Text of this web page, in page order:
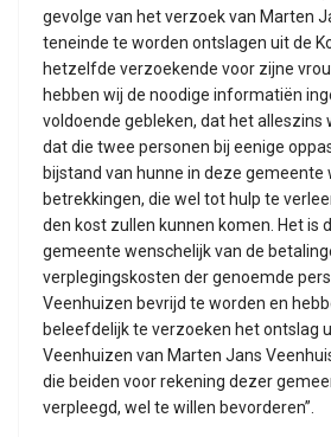
gevolge van het verzoek van Marten
teneinde te worden ontslagen uit de
hetzelfde verzoekende voor zijne
hebben wij de noodige informatiën
voldoende gebleken, dat het alleszins
dat die twee personen bij eenige
bijstand van hunne in deze gemeente
betrekkingen, die wel tot hulp te
den kost zullen kunnen komen. Het is
gemeente wenschelijk van de
verplegingskosten der genoemde
Veenhuizen bevrijd te worden en
beleefdelijk te verzoeken het ontslag
Veenhuizen van Marten Jans
die beiden voor rekening dezer
verpleegd, wel te willen bevorderen”.